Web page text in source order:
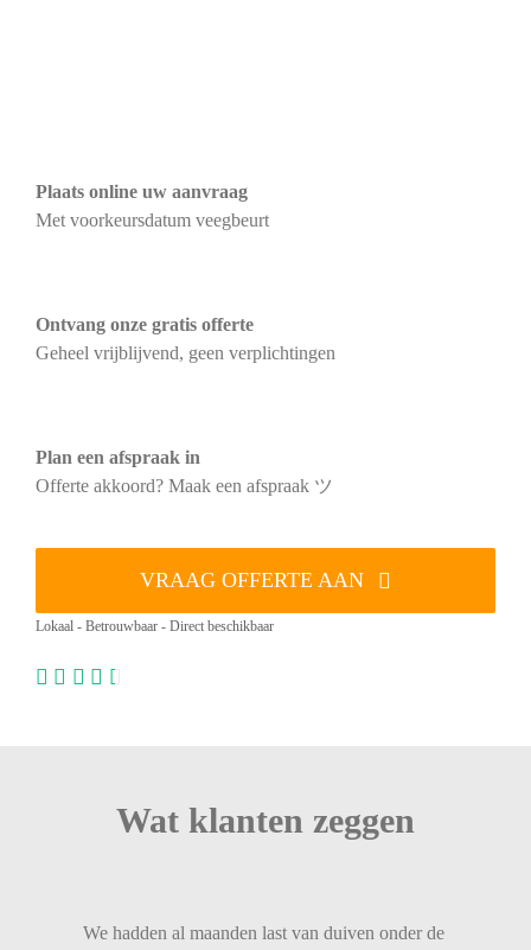
Plaats online uw aanvraag
Met voorkeursdatum veegbeurt
Ontvang onze gratis offerte
Geheel vrijblijvend, geen verplichtingen
Plan een afspraak in
Offerte akkoord? Maak een afspraak ツ
VRAAG OFFERTE AAN
Lokaal - Betrouwbaar - Direct beschikbaar
Wat klanten zeggen
We hadden al maanden last van duiven onder de